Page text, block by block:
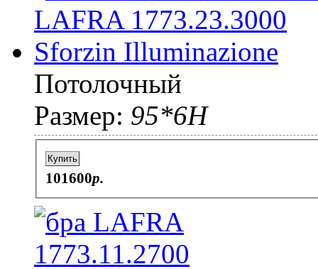
Потолочный
Размер: 95*6H
Купить
101600p.